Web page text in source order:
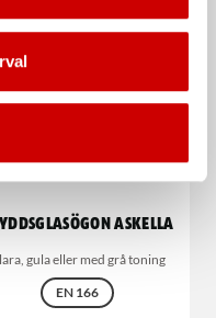
Askella
gula eller med grå toning
EN 166